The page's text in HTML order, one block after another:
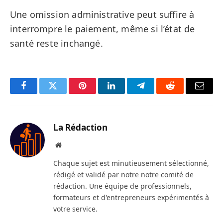
Une omission administrative peut suffire à
interrompre le paiement, même si l’état de
santé reste inchangé.
FacebookTwitter PinterestLinkedInTelegramReddit Email
La Rédaction
Site
Chaque sujet est minutieusement sélectionné,
rédigé et validé par notre notre comité de
rédaction. Une équipe de professionnels,
formateurs et d'entrepreneurs expérimentés à
votre service.